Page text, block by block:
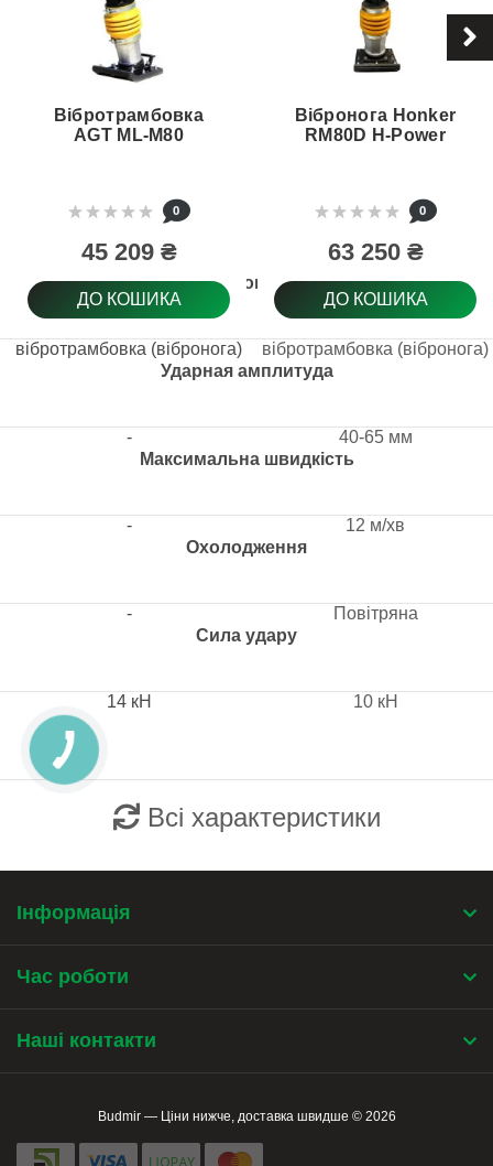
Тип товару
Ударная амплитуда
Максимальна швидкість
Охолодження
Сила удару
Вібротрамбовка
AGT ML-M80
0
45 209 ₴
ДО КОШИКА
вібротрамбовка (вібронога)
-
-
-
14 кН
Вібронога Honker
RM80D H-Power
0
63 250 ₴
ДО КОШИКА
вібротрамбовка (вібронога)
40-65 мм
12 м/хв
Повітряна
10 кН
Всі характеристики
Інформація
Час роботи
Наші контакти
Budmir — Ціни нижче, доставка швидше © 2026